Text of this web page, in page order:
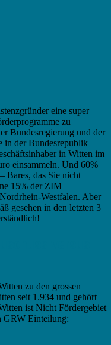
eine super
zu
Bundesregierung und der
in der Bundesrepublik
in Witten im
einsammeln. Und 60%
Bares, das Sie nicht
15% der ZIM
Westfalen. Aber
gesehen in den letzten 3
zu den grossen
seit 1.934 und gehört
ist Nicht Fördergebiet
GRW Einteilung: